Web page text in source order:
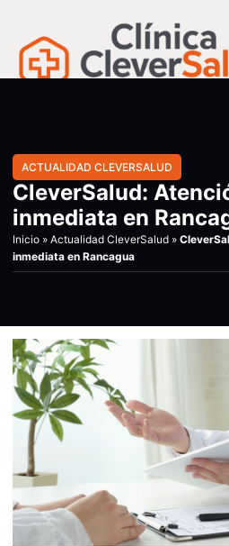
ACTUALIDAD CLEVERSALUD
CleverSalud:
inmediata en
Inicio » Actualidad CleverSalud »
inmediata en Rancagua